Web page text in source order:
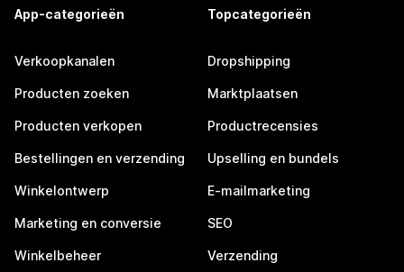
App-categorieën
Verkoopkanalen
Producten zoeken
Producten verkopen
Bestellingen en verzending
Winkelontwerp
Marketing en conversie
Winkelbeheer
Topcategorieën
Dropshipping
Marktplaatsen
Productrecensies
Upselling en bundels
E-mailmarketing
SEO
Verzending